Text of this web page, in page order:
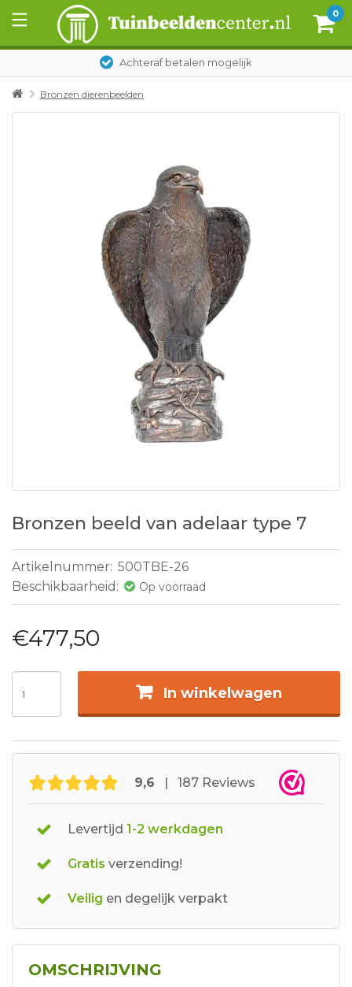
0
Achteraf betalen mogelijk
Bronzen dierenbeelden
Bronzen beeld van adelaar type 7
Artikelnummer: 500TBE-26
Beschikbaarheid:
Op voorraad
€477,50
In winkelwagen
9,6 | 187 Reviews
Levertijd 1-2 werkdagen
Gratis verzending!
Veilig en degelijk verpakt
OMSCHRIJVING